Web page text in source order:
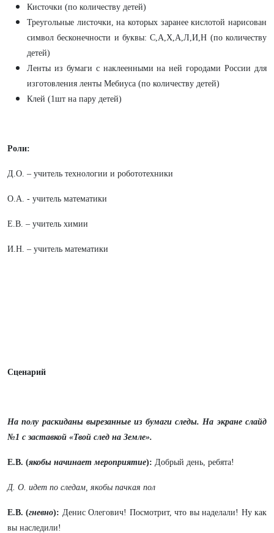
Кисточки (по количеству детей)
Треугольные листочки, на которых заранее кислотой нарисован
символ бесконечности и буквы: С,А,Х,А,Л,И,Н (по количеству
детей)
Ленты из бумаги с наклеенными на ней городами России для
изготовления ленты Мебиуса (по количеству детей)
Клей (1шт на пару детей)
Роли:
Д.О. – учитель технологии и робототехники
О.А. - учитель математики
Е.В. – учитель химии
И.Н. – учитель математики
Сценарий
На полу раскиданы вырезанные из бумаги следы. На экране слайд
№1 с заставкой «Твой след на Земле».
Е.В. (якобы начинает мероприятие): Добрый день, ребята!
Д. О. идет по следам, якобы пачкая пол
Е.В. (гневно): Денис Олегович! Посмотрит, что вы наделали! Ну как
вы наследили!